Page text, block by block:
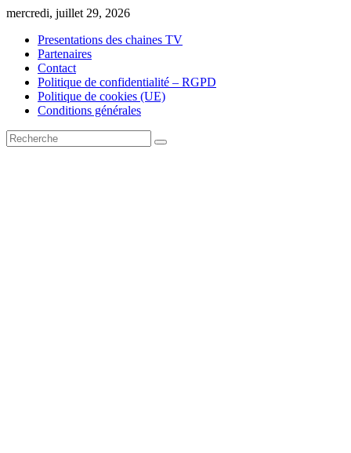
Skip
content
mercredi, juillet 29, 2026
Presentations des chaines TV
Partenaires
Contact
Politique de confidentialité – RGPD
Politique de cookies (UE)
Conditions générales